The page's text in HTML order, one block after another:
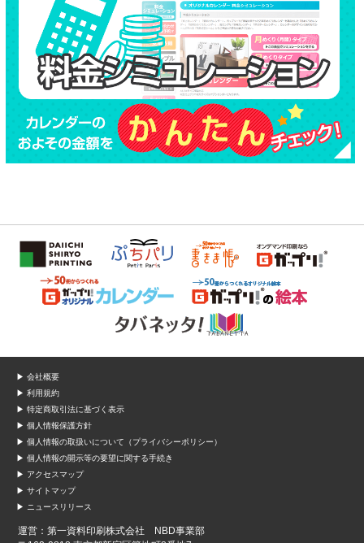
▶ 会社概要
▶ 利用規約
▶ 特定商取引法に基づく表示
▶ 個人情報保護方針
▶ 個人情報の取扱いについて（プライバシーポリシー）
▶ 個人情報の開示等の要望に関する手続き
▶ アクセスマップ
▶ サイトマップ
▶ ニュースリリース
運営：第一資料印刷株式会社 NBD事業部